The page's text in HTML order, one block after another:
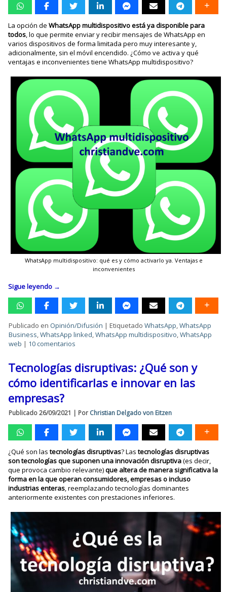
La opción deWhatsApp multidispositivo está ya disponible para
todos , lo que permite enviar y recibir mensajes de WhatsApp en
varios dispositivos de forma limitada pero muy interesante y,
adicionalmente, sin el móvil encendido. ¿Cómo ve activa y qué
ventajas e inconvenientes tiene WhatsApp multidispositivo?
WhatsApp multidispositivo: qué es y cómo activarlo ya. Ventajas e
inconvenientes
Sigue leyendo →
Publicado en Opinión/Difusión |Etiquetado WhatsApp,WhatsApp
Business,WhatsApp linked,WhatsApp multidispositivo,WhatsApp
web | 10 comentarios
Tecnologías disruptivas: ¿Qué son y
cómo identificarlas e innovar en las
empresas?
Publicado 26/09/2021 | Por Christian Delgado von Eitzen
¿Qué son lastecnologías disruptivas? Lastecnologías disruptivas
son tecnologías que suponen una innovación disruptiva(es decir,
que provoca cambio relevante)que altera de manera significativa la
forma en la que operan consumidores, empresas o incluso
industrias enteras, reemplazando tecnologías dominantes
anteriormente existentes con prestaciones inferiores.